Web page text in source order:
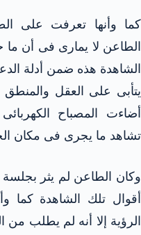
كما وأنها تعرفت على
الطاعن لا يمارى فى أن
الشاهدة هذه ضمن أدلة
يتأبى على العقل
أضاءت المصباح
تشاهد ما يجرى فى مكان
وكان الطاعن لم يثر
أقوال تلك الشاهدة كما
الرؤية إلا أنه لم يطلب من